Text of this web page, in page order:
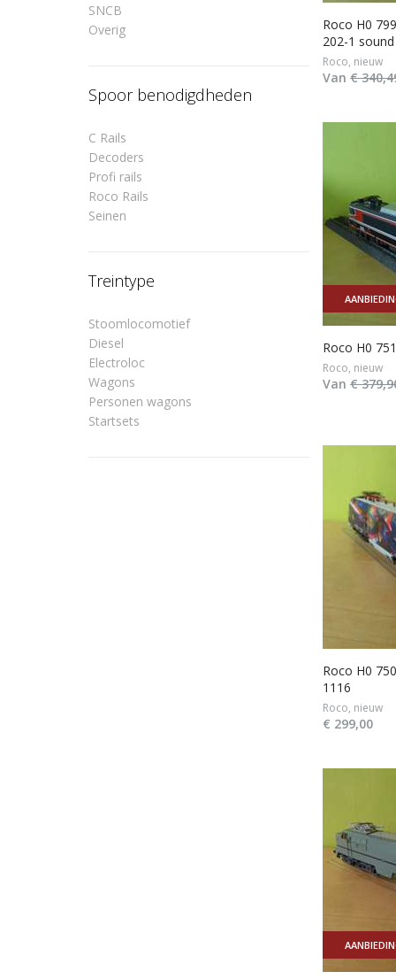
SNCB
Overig
Spoor benodigdheden
C Rails
Decoders
Profi rails
Roco Rails
Seinen
Treintype
Stoomlocomotief
Diesel
Electroloc
Wagons
Personen wagons
Startsets
Roco H0
202-1 sound
Roco, nieuw
Van €
Roco H0
Roco, nieuw
Van €
Roco H0
1116
Roco, nieuw
€ 299,00